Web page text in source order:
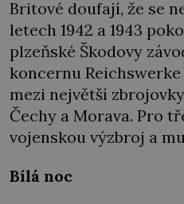
Britové doufají, že se
letech 1942 a 1943
plzeňské Škodovy
koncernu
mezi největší
Čechy a Morava. Pro
vojenskou výzbroj a
Bílá noc